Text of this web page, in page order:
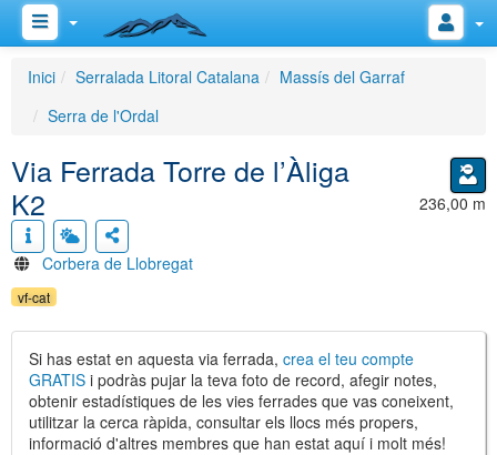
Inici Serralada Litoral Catalana
Massís del Garraf
Serra de l'Ordal
Via Ferrada Torre de l’Àliga
K2
Corbera de Llobregat
236,00 m
vf-cat
Si has estat en aquesta via ferrada, crea el teu compte
GRATIS i podràs pujar la teva foto de record, afegir notes,
obtenir estadístiques de les vies ferrades que vas coneixent,
utilitzar la cerca ràpida, consultar els llocs més propers,
informació d'altres membres que han estat aquí i molt més!